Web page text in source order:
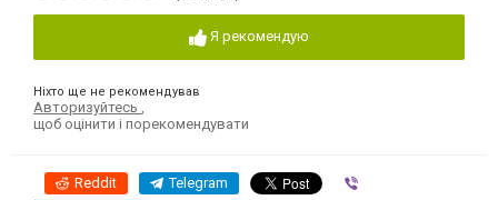
Я рекомендую
Ніхто ще не рекомендував
Авторизуйтесь
щоб оцінити і порекомендувати
Reddit Telegram